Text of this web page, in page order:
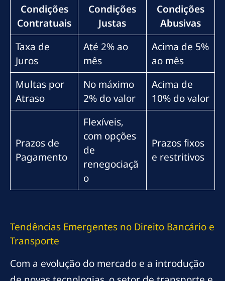
Condições
Contratuais
Condições
Justas
Condições
Abusivas
Taxa de
Juros
Até 2% ao
mês
Acima de 5%
ao mês
Multas por
Atraso
No máximo
2% do valor
Acima de
10% do valor
Prazos de
Pagamento
Flexíveis,
com opções
de
renegociaçã
o
Prazos fixos
e restritivos
Tendências Emergentes no Direito Bancário e
Transporte
Com a evolução do mercado e a introdução